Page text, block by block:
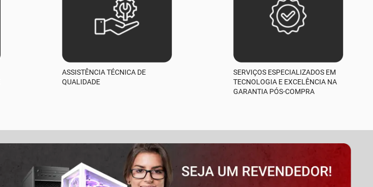
ASSISTÊNCIA TÉCNICA DE
QUALIDADE
SERVIÇOS ESPECIALIZADOS EM
TECNOLOGIA E EXCELÊNCIA NA
GARANTIA PÓS-COMPRA